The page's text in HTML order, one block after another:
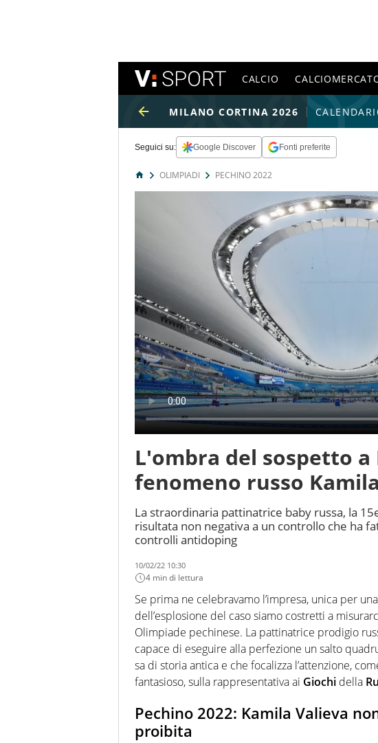
CALCIO
MILANO CORTINA 2026
Seguici su: Google Discover Fonti preferite
OLIMPIADI PECHINO 2022
L'ombra del sospetto a
fenomeno russo
La straordinaria pattinatrice baby russa, la
risultata non negativa a un controllo che ha
controlli antidoping
10/02/22 10:30
4 min di lettura
Se prima ne celebravamo l’impresa, unica per
dell’esplosione del caso siamo costretti a
Olimpiade pechinese. La pattinatrice prodigio
capace di eseguire alla perfezione un salto
sa di storia antica e che focalizza l’attenzione,
fantasioso, sulla rappresentativa ai Giochi della
Pechino 2022: Kamila Valieva
proibita